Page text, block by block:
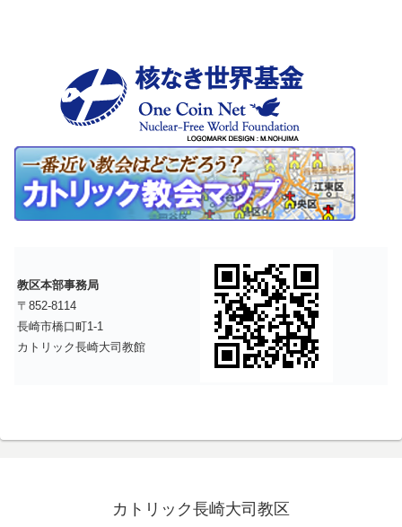
教区本部事務局
〒852-8114
長崎市橋口町1-1
カトリック長崎大司教館
カトリック長崎大司教区